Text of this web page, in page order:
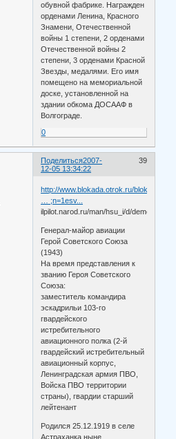
обувной фабрике. Награжден
орденами Ленина, Красного
Знамени, Отечественной
войны 1 степени, 2 орденами
Отечественной войны 2
степени, 3 орденами Красной
Звезды, медалями. Его имя
помещено на мемориальной
доске, установленной на
здании обкома ДОСААФ в
Волгограде.
0
Поделиться 39
2007-
12-05 13:34:22
http://www.blokada.otrok.ru/blokada.otr
… ;n=1esv...
ilpilot.narod.ru/man/hsu_i/d/
Генерал-майор авиации
Герой Советского Союза
(1943)
На время представления к
званию Героя Советcкого
Союза:
заместитель командира
эскадрильи 103-го
гвардейского
истребительного
авиационного полка (2-й
гвардейский истребительный
авиационный корпус,
Ленинградская армия ПВО,
Войска ПВО территории
страны), гвардии старший
лейтенант
Родился 25.12.1919 в селе
Астраханка ныне